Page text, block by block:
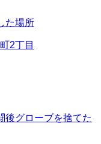
た場所
2丁目
後グローブを捨てた